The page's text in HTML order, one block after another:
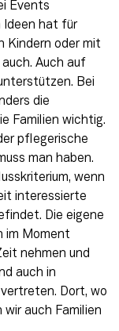
Events
Ideen hat für
Kindern oder mit
Auch auf
Bei
die
Familien wichtig.
pflegerische
man haben.
wenn
interessierte
Die eigene
im Moment
nehmen und
auch in
Dort, wo
auch Familien